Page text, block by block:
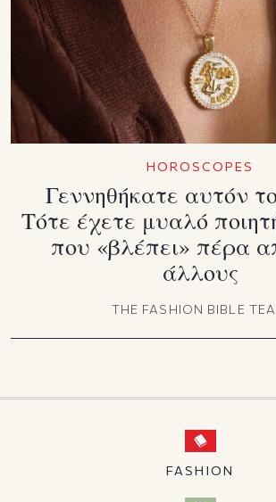
HOROSCOPES
Γεννηθήκατε αυτόν
Τότε έχετε μυαλό
που «βλέπει» πέρα
άλλους
THE FASHION BIBLE
FASHION